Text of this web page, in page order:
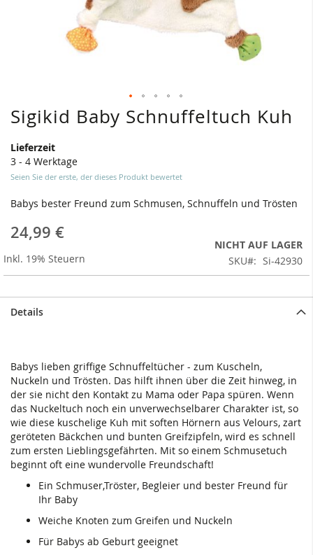
Sigikid Baby Schnuffeltuch Kuh
Lieferzeit
3 - 4 Werktage
Seien Sie der erste, der dieses Produkt bewertet
Babys bester Freund zum Schmusen, Schnuffeln und Trösten
24,99 €
Inkl. 19% Steuern
NICHT AUF LAGER
SKU
Si-42930
Zum
Anfang
der
Bildergalerie
springen
Details
Babys lieben griffige Schnuffeltücher - zum Kuscheln,
Nuckeln und Trösten. Das hilft ihnen über die Zeit hinweg, in
der sie nicht den Kontakt zu Mama oder Papa spüren. Wenn
das Nuckeltuch noch ein unverwechselbarer Charakter ist, so
wie diese kuschelige Kuh mit soften Hörnern aus Velours, zart
geröteten Bäckchen und bunten Greifzipfeln, wird es schnell
zum ersten Lieblingsgefährten. Mit so einem Schmusetuch
beginnt oft eine wundervolle Freundschaft!
Ein Schmuser,Tröster, Begleier und bester Freund für
Ihr Baby
Weiche Knoten zum Greifen und Nuckeln
Für Babys ab Geburt geeignet